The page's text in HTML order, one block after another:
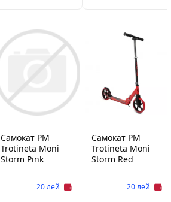
Самокат PM
Trotineta Moni
Storm Pink
20 лей
Самокат PM
Trotineta Moni
Storm Red
20 лей